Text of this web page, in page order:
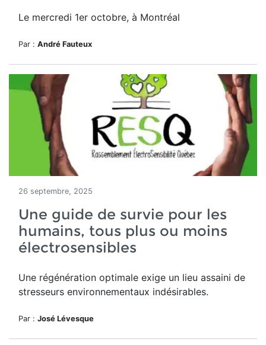
Le mercredi 1er octobre, à Montréal
Par : André Fauteux
26 septembre, 2025
Une guide de survie pour les
humains, tous plus ou moins
électrosensibles
Une régénération optimale exige un lieu assaini de
stresseurs environnementaux indésirables.
Par : José Lévesque